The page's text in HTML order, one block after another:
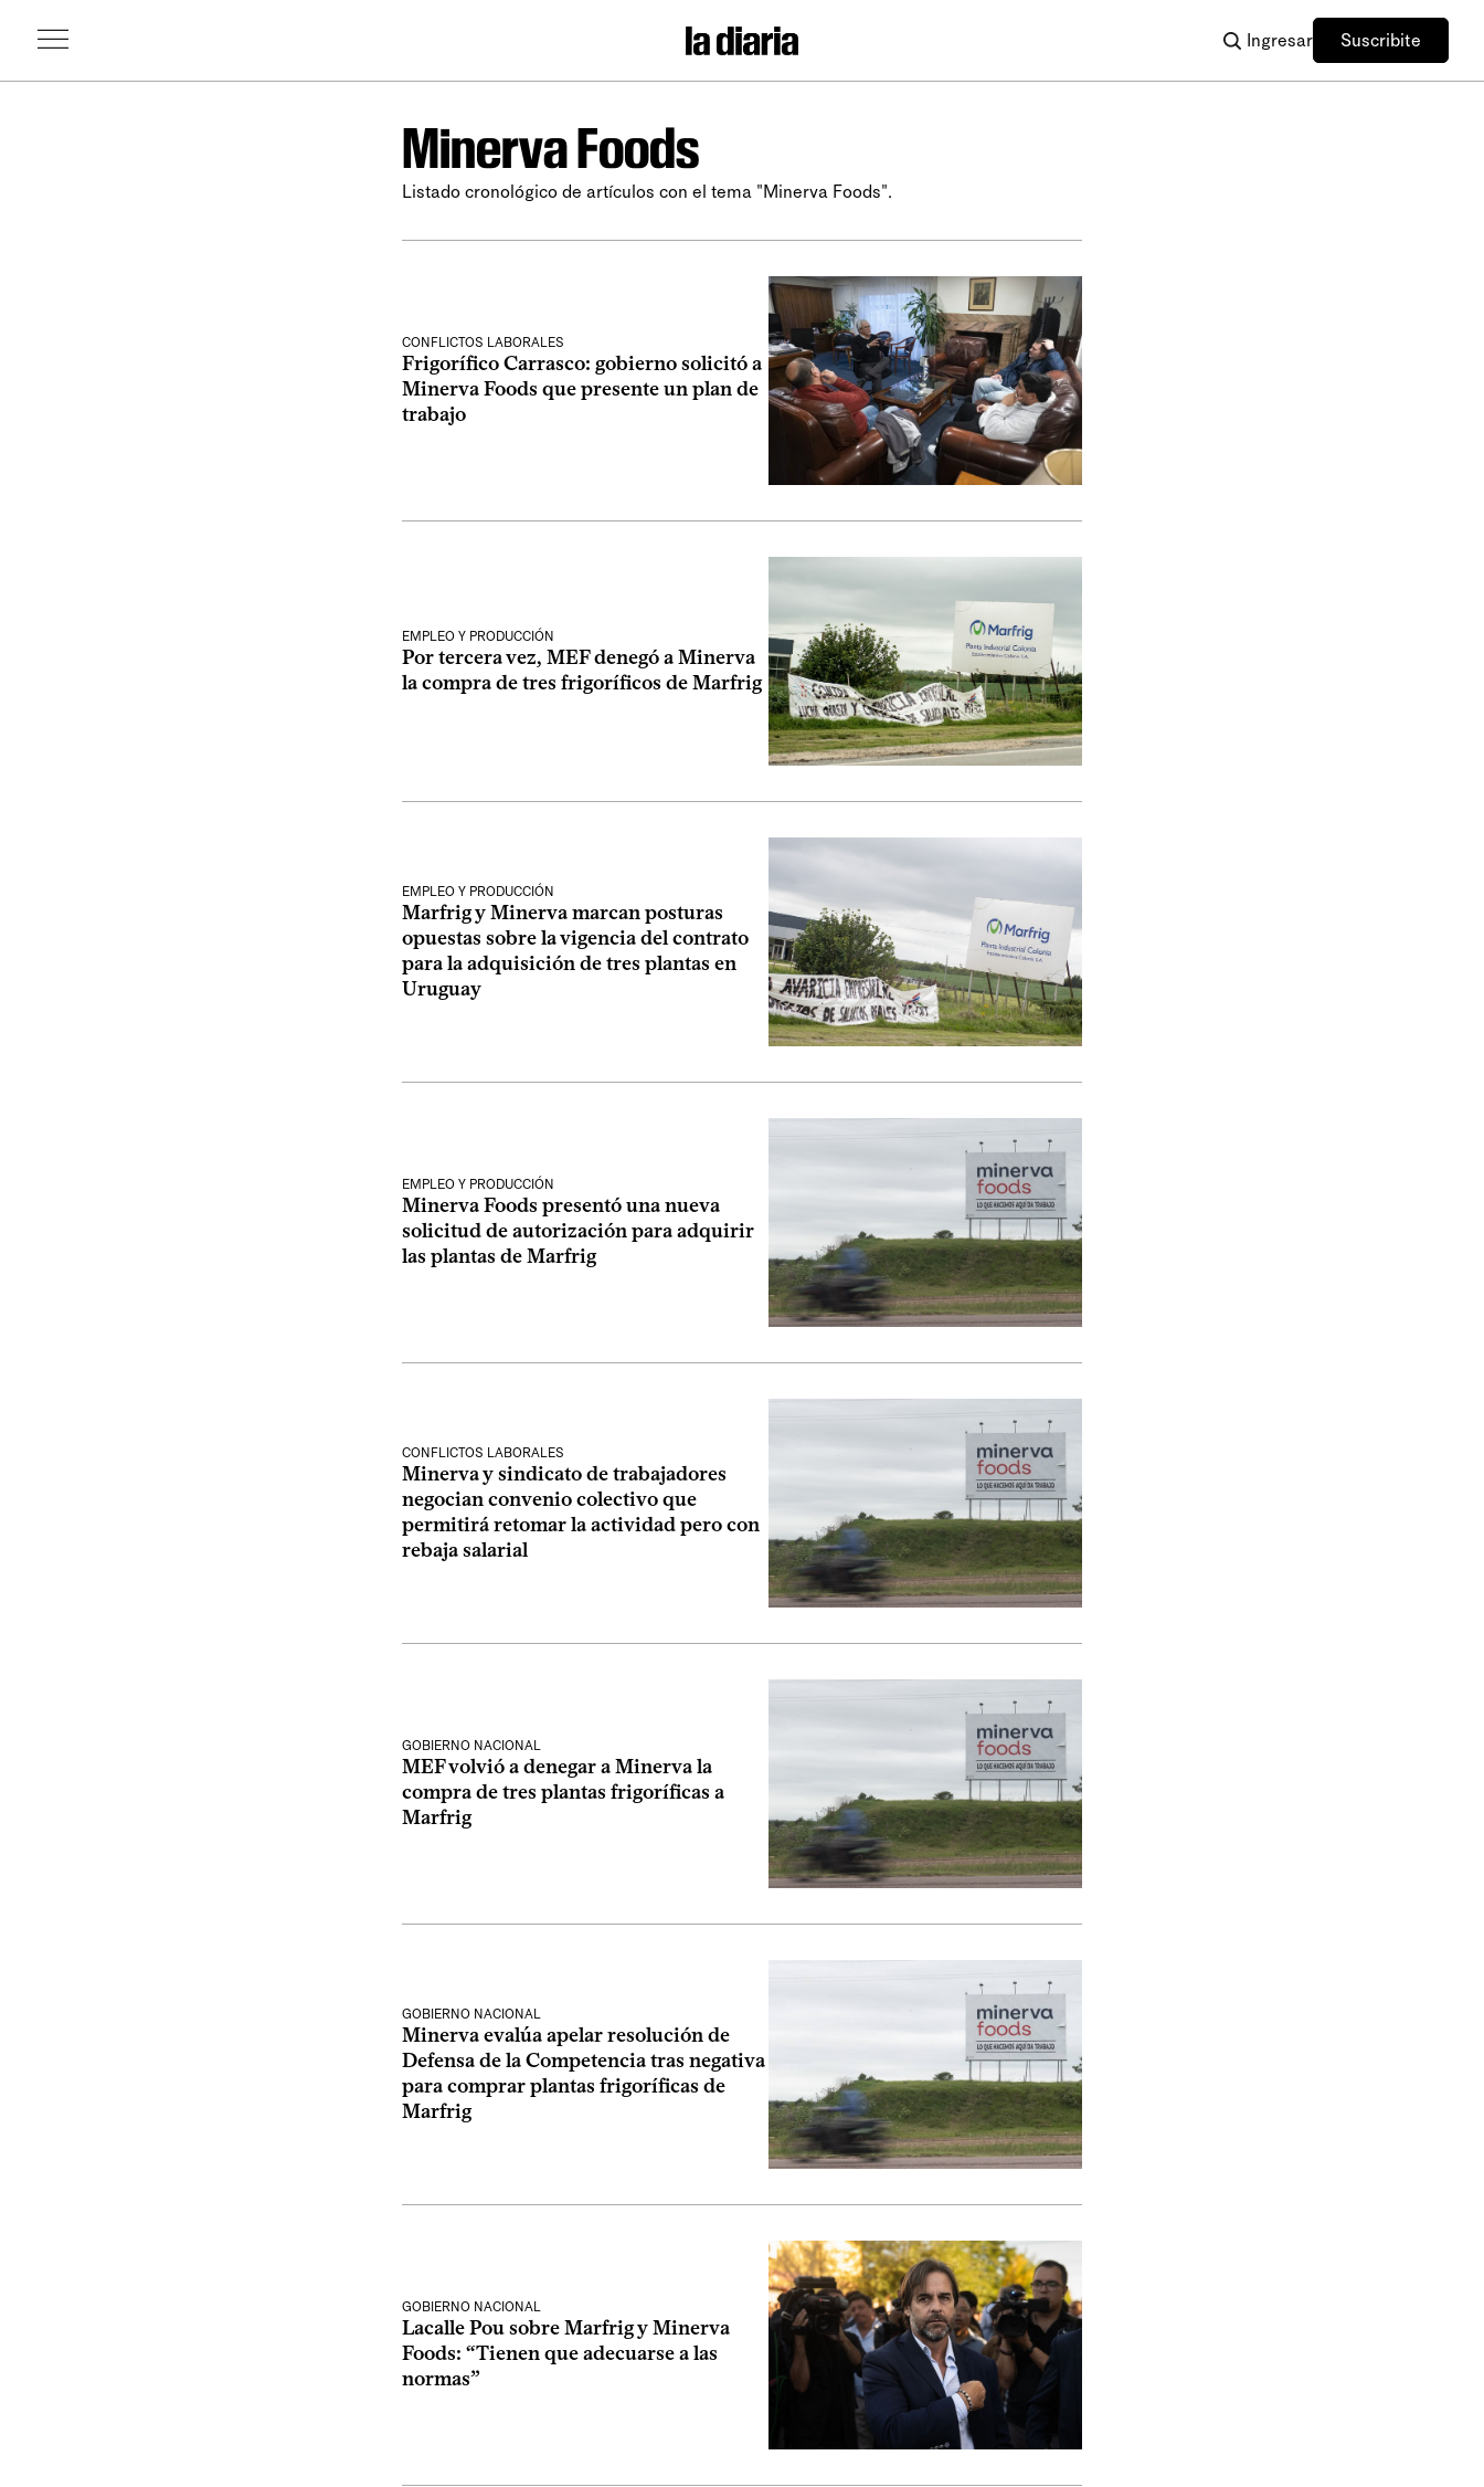
Ingresar Suscribite
Minerva Foods
Listado cronológico de artículos con el tema "Minerva Foods".
CONFLICTOS LABORALES
Frigorífico Carrasco: gobierno solicitó a
Minerva Foods que presente un plan de
trabajo
EMPLEO Y PRODUCCIÓN
Por tercera vez, MEF denegó a Minerva
la compra de tres frigoríficos de Marfrig
EMPLEO Y PRODUCCIÓN
Marfrig y Minerva marcan posturas
opuestas sobre la vigencia del contrato
para la adquisición de tres plantas en
Uruguay
EMPLEO Y PRODUCCIÓN
Minerva Foods presentó una nueva
solicitud de autorización para adquirir
las plantas de Marfrig
CONFLICTOS LABORALES
Minerva y sindicato de trabajadores
negocian convenio colectivo que
permitirá retomar la actividad pero con
rebaja salarial
GOBIERNO NACIONAL
MEF volvió a denegar a Minerva la
compra de tres plantas frigoríficas a
Marfrig
GOBIERNO NACIONAL
Minerva evalúa apelar resolución de
Defensa de la Competencia tras negativa
para comprar plantas frigoríficas de
Marfrig
GOBIERNO NACIONAL
Lacalle Pou sobre Marfrig y Minerva
Foods: “Tienen que adecuarse a las
normas”